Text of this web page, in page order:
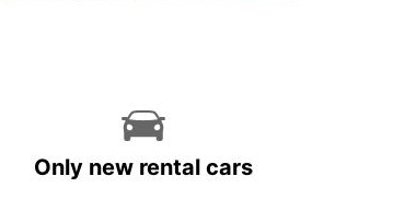
Only new rental cars